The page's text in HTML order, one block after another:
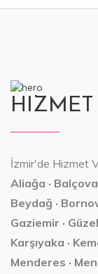
HIZMET
İzmir'de Hizmet
Aliağa · Balçova
Beydağ ·
Gaziemir ·
Karşıyaka ·
Menderes ·